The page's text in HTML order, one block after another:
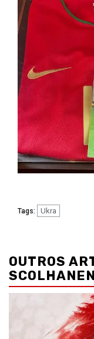
Tags: Ukra
de
artigos
OUTROS